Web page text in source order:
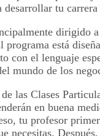
desarrollar tu
dirigido
programa está
con el lenguaje
mundo de los
las Clases
en buena
tu profesor
necesitas.